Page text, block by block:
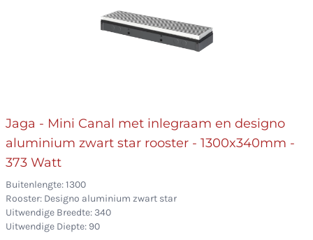
Jaga - Mini Canal met inlegraam en designo
aluminium zwart star rooster - 1300x340mm -
373 Watt
Buitenlengte: 1300
Rooster: Designo aluminium zwart star
Uitwendige Breedte: 340
Uitwendige Diepte: 90